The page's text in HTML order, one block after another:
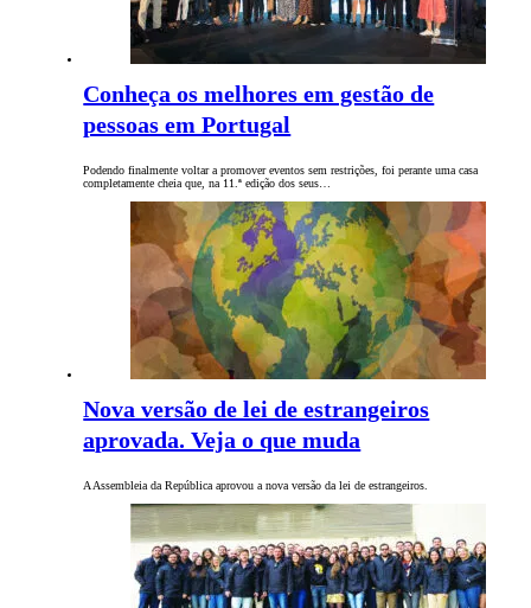
Conheça os melhores em gestão de
pessoas em Portugal
Podendo finalmente voltar a promover eventos sem restrições, foi perante uma casa
completamente cheia que, na 11.ª edição dos seus…
Nova versão de lei de estrangeiros
aprovada. Veja o que muda
A Assembleia da República aprovou a nova versão da lei de estrangeiros.